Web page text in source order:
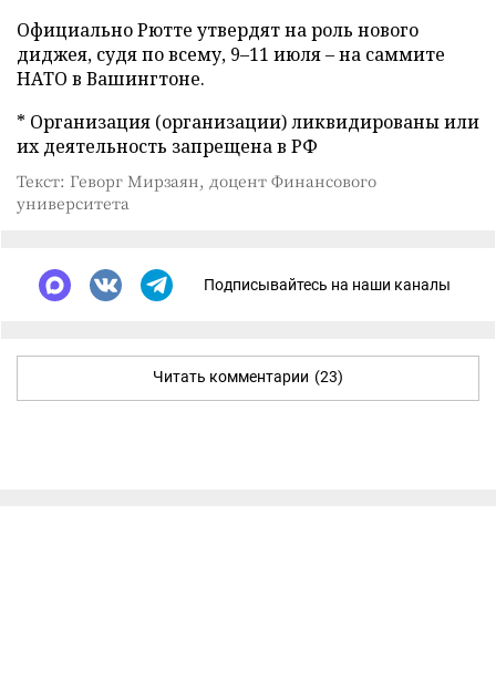
Официально Рютте утвердят на роль нового
диджея, судя по всему, 9–11 июля – на саммите
НАТО в Вашингтоне.
* Организация (организации) ликвидированы или
их деятельность запрещена в РФ
Текст: Геворг Мирзаян, доцент Финансового
университета
Подписывайтесь на наши каналы
Читать комментарии (23)